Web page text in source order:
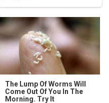
The Lump Of Worms Will
Come Out Of You In The
Morning. Try It